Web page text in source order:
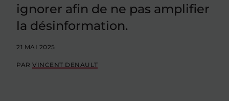
ignorer afin de ne pas amplifier
la désinformation.
21 MAI 2025
PARVINCENT DENAULT